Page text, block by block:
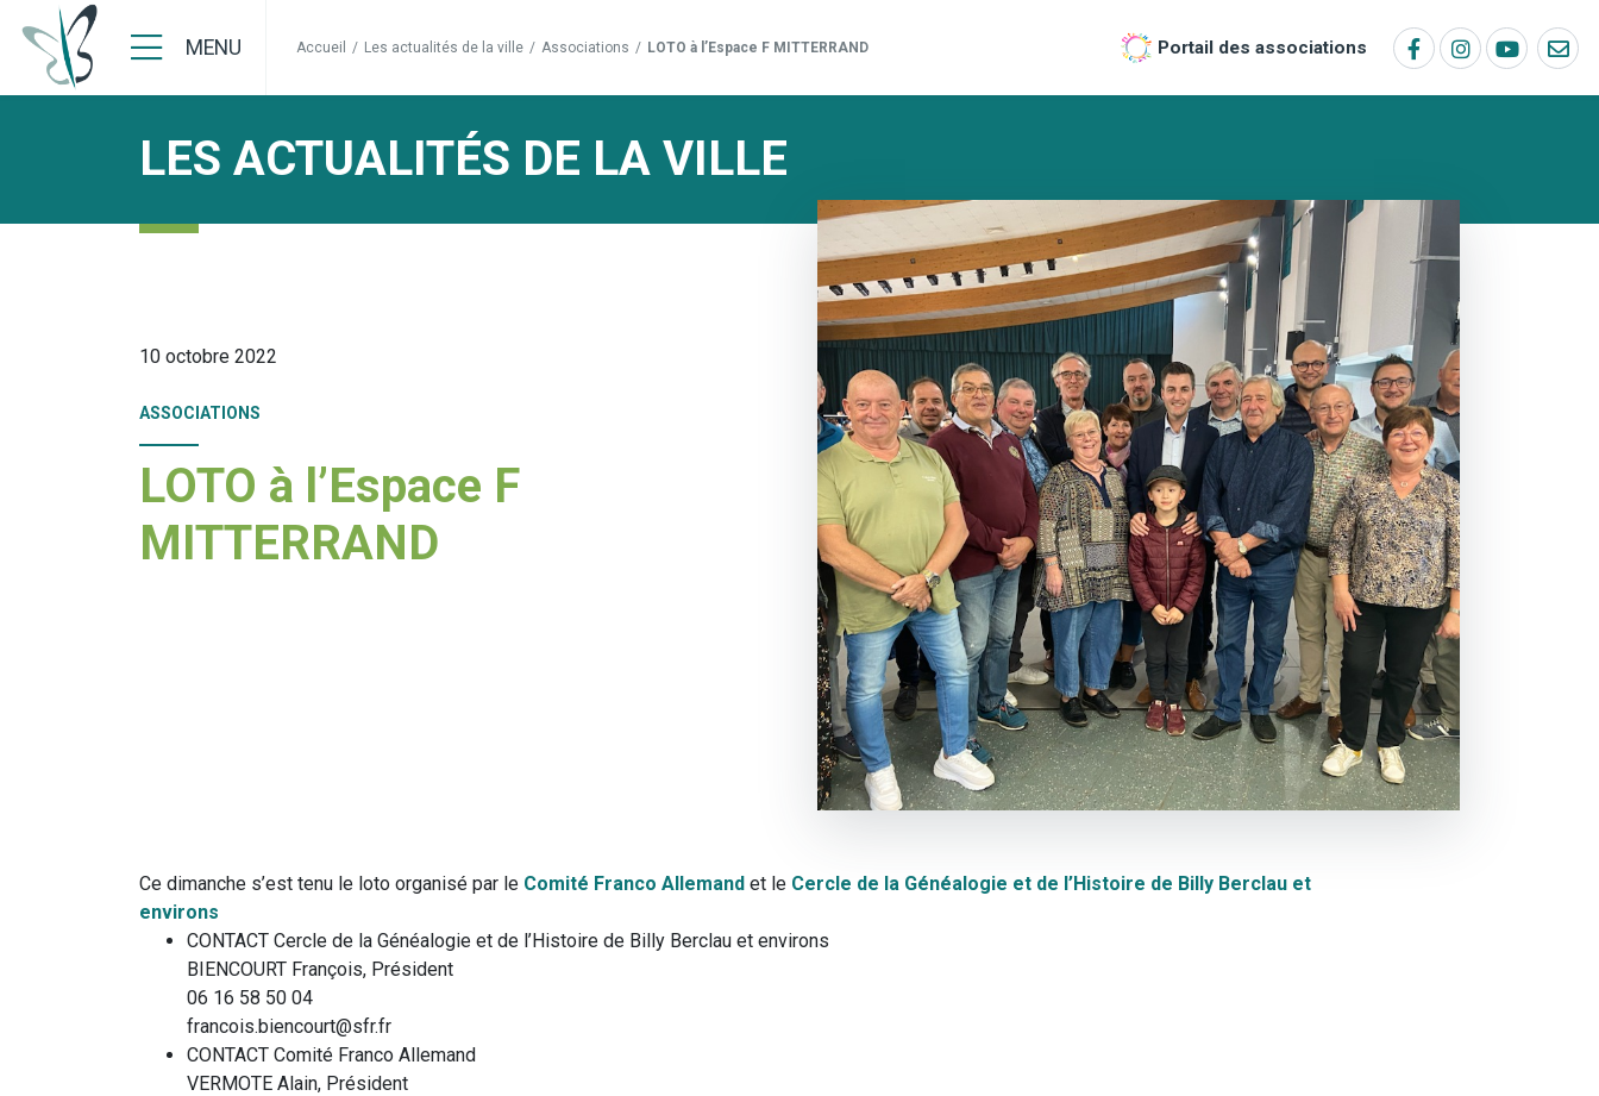
MENU Accueil / Les actualités de la ville / Associations / LOTO à l’Espace F MITTERRAND Portail des associations
LES ACTUALITÉS DE LA VILLE
10 octobre 2022
ASSOCIATIONS
LOTO à l’Espace F
MITTERRAND
Ce dimanche s’est tenu le loto organisé par le Comité Franco Allemand et le Cercle de la Généalogie et de l’Histoire de Billy Berclau et
environs
CONTACT Cercle de la Généalogie et de l’Histoire de Billy Berclau et environs
BIENCOURT François, Président
06 16 58 50 04
francois.biencourt@sfr.fr
CONTACT Comité Franco Allemand
VERMOTE Alain, Président